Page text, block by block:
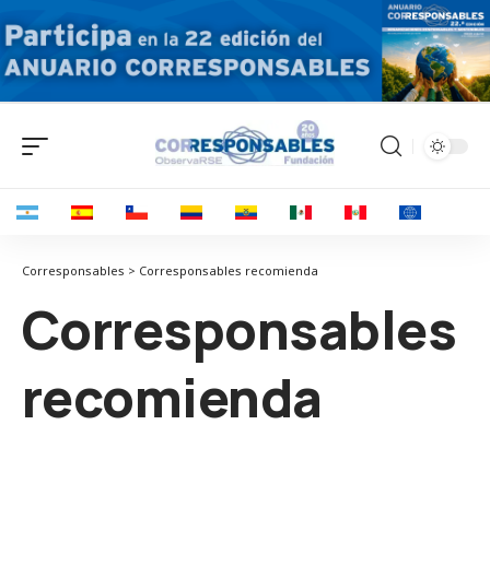
Corresponsables > Corresponsables recomienda
Corresponsables
recomienda